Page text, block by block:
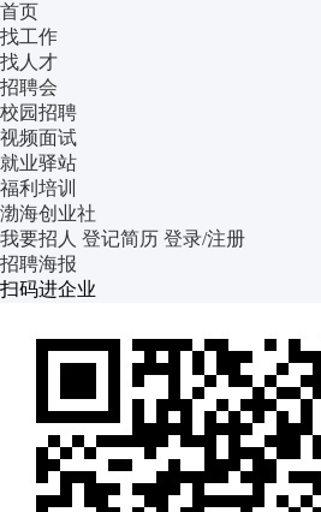
首页
找工作
找人才
招聘会
校园招聘
视频面试
就业驿站
福利培训
渤海创业社
我要招人 登记简历 登录/注册
招聘海报
扫码进企业